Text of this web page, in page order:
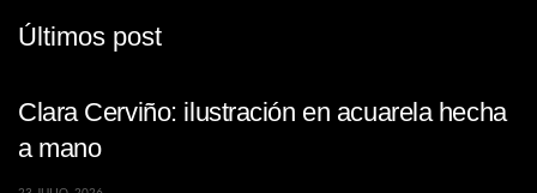
Últimos post
Clara Cerviño: ilustración en acuarela hecha
a mano